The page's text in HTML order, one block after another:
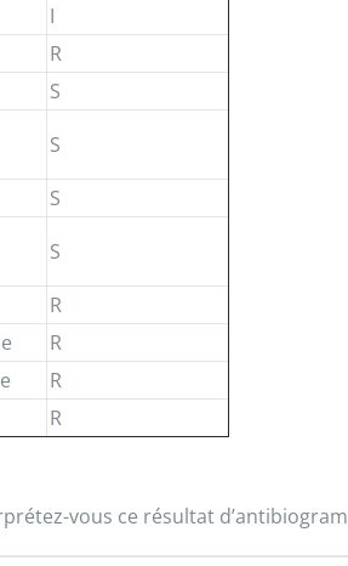
I
R
S
S
S
S
R
R
R
R
vous ce résultat